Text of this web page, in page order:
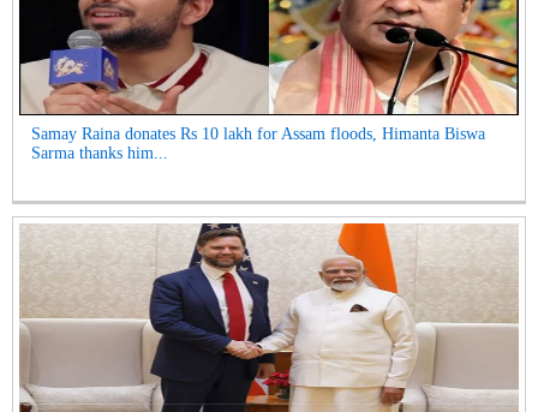
Samay Raina donates Rs 10 lakh for Assam floods, Himanta Biswa
Sarma thanks him...